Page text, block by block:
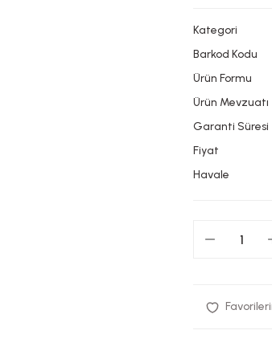
Kategori
Barkod Kodu
Ürün Formu
Ürün Mevzuatı
Garanti Süresi
Fiyat
Havale